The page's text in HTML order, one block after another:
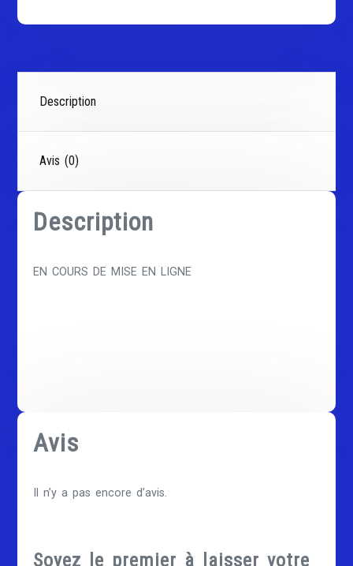
Description
Avis (0)
Description
EN COURS DE MISE EN LIGNE
Avis
Il n’y a pas encore d’avis.
Soyez le premier à laisser votre